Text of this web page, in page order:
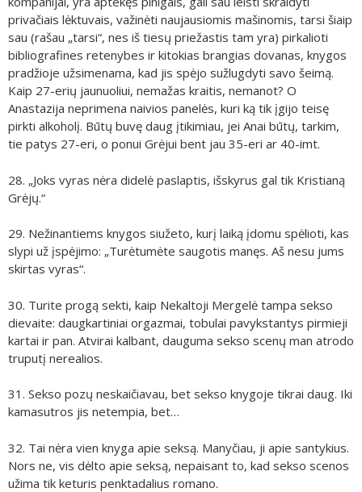
privačiais lėktuvais, važinėti naujausiomis mašinomis, tarsi šiaip
sau (rašau „tarsi“, nes iš tiesų priežastis tam yra) pirkalioti
bibliografines retenybes ir kitokias brangias dovanas, knygos
pradžioje užsimenama, kad jis spėjo sužlugdyti savo šeimą.
Kaip 27-erių jaunuoliui, nemažas kraitis, nemanot? O
Anastazija neprimena naivios panelės, kuri ką tik įgijo teisę
pirkti alkoholį. Būtų buvę daug įtikimiau, jei Anai būtų, tarkim,
tie patys 27-eri, o ponui Grėjui bent jau 35-eri ar 40-imt.
28. „Joks vyras nėra didelė paslaptis, išskyrus gal tik Kristianą
Grėjų.“
29. Nežinantiems knygos siužeto, kurį laiką įdomu spėlioti, kas
slypi už įspėjimo: „Turėtumėte saugotis manęs. Aš nesu jums
skirtas vyras“.
30. Turite progą sekti, kaip Nekaltoji Mergelė tampa sekso
dievaite: daugkartiniai orgazmai, tobulai pavykstantys pirmieji
kartai ir pan. Atvirai kalbant, dauguma sekso scenų man atrodo
truputį nerealios.
31. Sekso pozų neskaičiavau, bet sekso knygoje tikrai daug. Iki
kamasutros jis netempia, bet…
32. Tai nėra vien knyga apie seksą. Manyčiau, ji apie santykius.
Nors ne, vis dėlto apie seksą, nepaisant to, kad sekso scenos
užima tik keturis penktadalius romano.